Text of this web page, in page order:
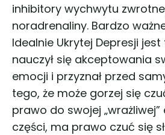
inhibitory wychwytu
noradrenaliny. Bardzo
Idealnie Ukrytej Depresji
nauczył się akceptowania
emocji i przyznał przed
tego, że może gorzej się
prawo do swojej
części, ma prawo czuć się